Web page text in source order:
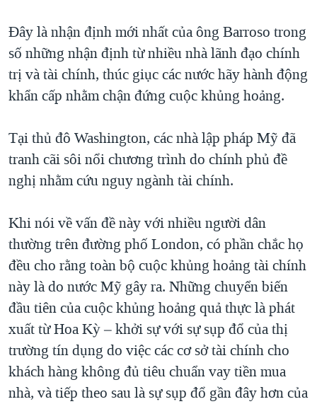
Đây là nhận định mới nhất của ông Barroso trong
số những nhận định từ nhiều nhà lãnh đạo chính
trị và tài chính, thúc giục các nước hãy hành động
khẩn cấp nhằm chận đứng cuộc khủng hoảng.
Tại thủ đô Washington, các nhà lập pháp Mỹ đã
tranh cãi sôi nổi chương trình do chính phủ đề
nghị nhằm cứu nguy ngành tài chính.
Khi nói về vấn đề này với nhiều người dân
thường trên đường phố London, có phần chắc họ
đều cho rằng toàn bộ cuộc khủng hoảng tài chính
này là do nước Mỹ gây ra. Những chuyển biến
đầu tiên của cuộc khủng hoảng quả thực là phát
xuất từ Hoa Kỳ – khởi sự với sự sụp đổ của thị
trường tín dụng do việc các cơ sở tài chính cho
khách hàng không đủ tiêu chuẩn vay tiền mua
nhà, và tiếp theo sau là sự sụp đổ gần đây hơn của